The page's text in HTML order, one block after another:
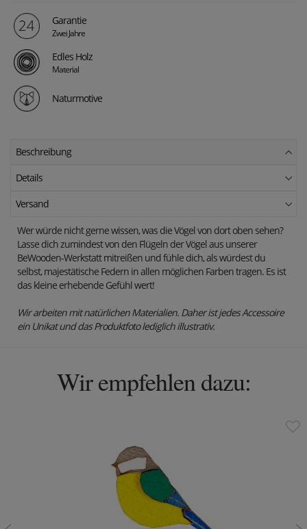
Garantie
Zwei Jahre
Edles Holz
Material
Naturmotive
Beschreibung
Details
Versand
Wer würde nicht gerne wissen, was die Vögel von dort oben sehen?
Lasse dich zumindest von den Flügeln der Vögel aus unserer
BeWooden-Werkstatt mitreißen und fühle dich, als würdest du
selbst, majestätische Federn in allen möglichen Farben tragen. Es ist
das kleine erhebende Gefühl wert!
Wir arbeiten mit natürlichen Materialien. Daher ist jedes Accessoire
ein Unikat und das Produktfoto lediglich illustrativ.
Wir empfehlen dazu: